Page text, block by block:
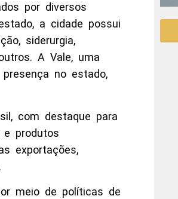
por diversos
a cidade possui
siderurgia,
A Vale, uma
no estado,
com destaque para
produtos
exportações,
meio de políticas de